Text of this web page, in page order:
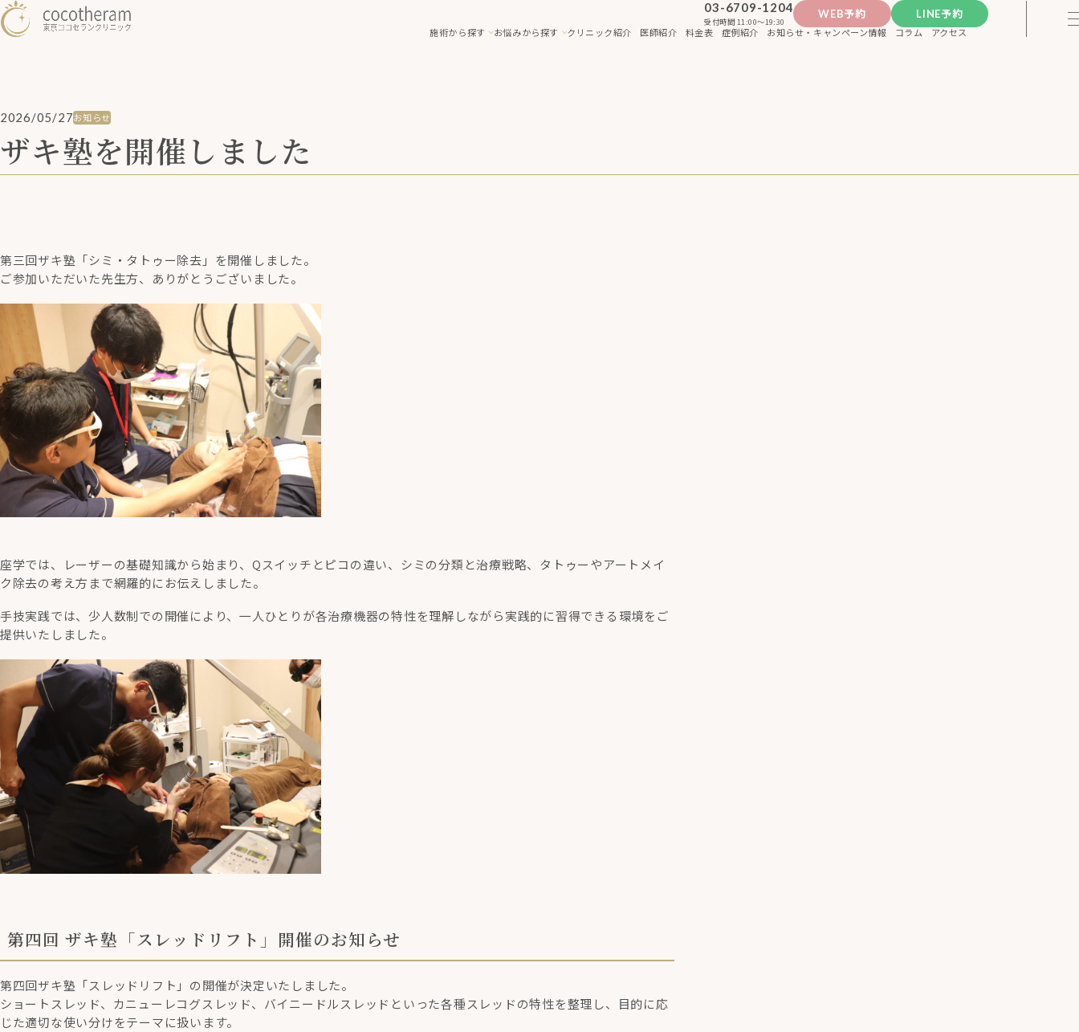
03-6709-1204
受付時間 11:00〜19:30
WEB予約
LINE予約
施術から探す
お悩みから探す クリニック紹介 医師紹介 料金表 症例紹介 お知らせ・キャンペーン情報 コラム アクセス
2026/05/27お知らせ
ザキ塾を開催しました
第三回ザキ塾「シミ・タトゥー除去」を開催しました。
ご参加いただいた先生方、ありがとうございました。
座学では、レーザーの基礎知識から始まり、Qスイッチとピコの違い、シミの分類と治療戦略、タトゥーやアートメイ
ク除去の考え方まで網羅的にお伝えしました。
手技実践では、少人数制での開催により、一人ひとりが各治療機器の特性を理解しながら実践的に習得できる環境をご
提供いたしました。
第四回 ザキ塾「スレッドリフト」開催のお知らせ
第四回ザキ塾「スレッドリフト」の開催が決定いたしました。
ショートスレッド、カニューレコグスレッド、バイニードルスレッドといった各種スレッドの特性を整理し、目的に応
じた適切な使い分けをテーマに扱います。